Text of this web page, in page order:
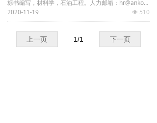
标书编写，材料学，石油工程。人力邮箱：hr@ankogr
oup.com.cn
넶 510
2020-11-19
上一页 下一页
1/1